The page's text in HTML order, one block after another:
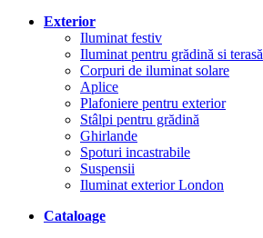
Exterior
Iluminat festiv
Iluminat pentru grădină si terasă
Corpuri de iluminat solare
Aplice
Plafoniere pentru exterior
Stâlpi pentru grădină
Ghirlande
Spoturi incastrabile
Suspensii
Iluminat exterior London
Cataloage